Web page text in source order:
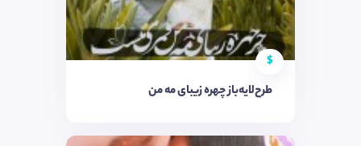
$
طرح‌لایه‌باز چهره زیبای مه من